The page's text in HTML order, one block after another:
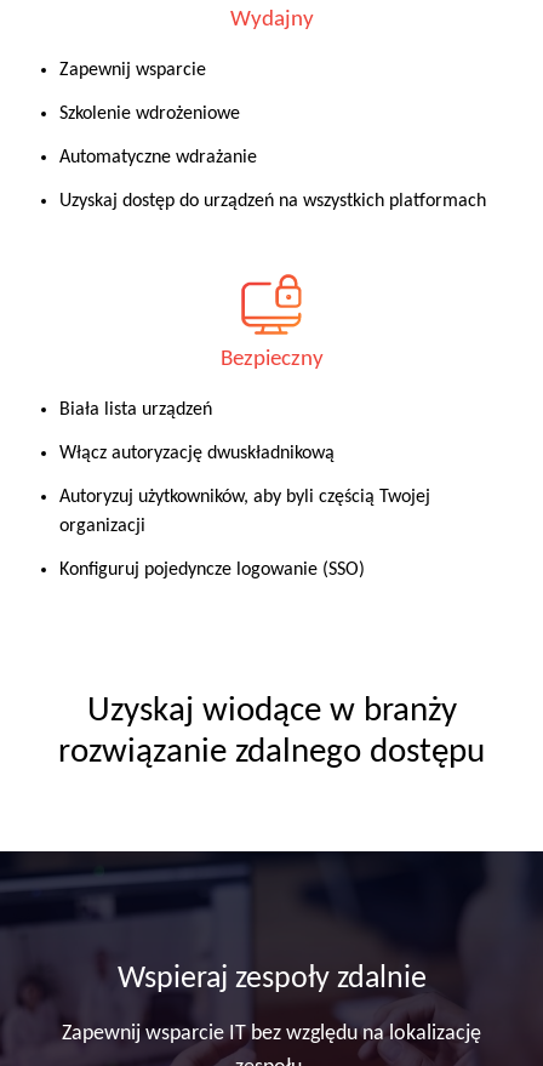
Wydajny
Zapewnij wsparcie
Szkolenie wdrożeniowe
Automatyczne wdrażanie
Uzyskaj dostęp do urządzeń na wszystkich platformach
Bezpieczny
Biała lista urządzeń
Włącz autoryzację dwuskładnikową
Autoryzuj użytkowników, aby byli częścią Twojej
organizacji
Konfiguruj pojedyncze logowanie (SSO)
Uzyskaj wiodące w branży
rozwiązanie zdalnego dostępu
Wspieraj zespoły zdalnie
Zapewnij wsparcie IT bez względu na lokalizację